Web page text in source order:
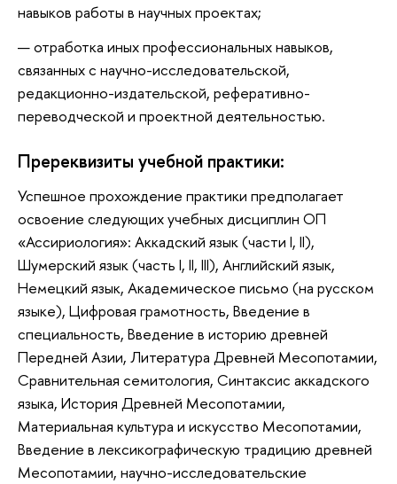
навыков работы в научных проектах;
отработка иных профессиональных навыков,
связанных с научно-исследовательской,
редакционно-издательской, реферативно-
переводческой и проектной деятельностью.
Пререквизиты учебной практики:
Успешное прохождение практики предполагает
освоение следующих учебных дисциплин ОП
«Ассириология»: Аккадский язык (части I, II),
Шумерский язык (часть I, II, III), Английский язык,
Немецкий язык, Академическое письмо (на русском
языке), Цифровая грамотность, Введение в
специальность, Введение в историю древней
Передней Азии, Литература Древней Месопотамии,
Сравнительная семитология, Синтаксис аккадского
языка, История Древней Месопотамии,
Материальная культура и искусство Месопотамии,
Введение в лексикографическую традицию древней
Месопотамии, научно-исследовательские